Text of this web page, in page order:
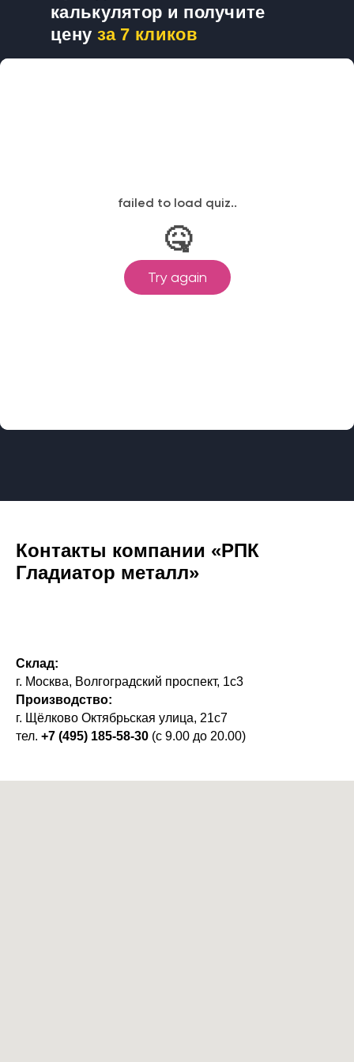
калькулятор и получите
цену за 7 кликов
Контакты компании «РПК
Гладиатор металл»
Склад:
г. Москва, Волгоградский проспект, 1с3
Производство:
г. Щёлково Октябрьская улица, 21с7
тел. +7 (495) 185-58-30 (с 9.00 до 20.00)